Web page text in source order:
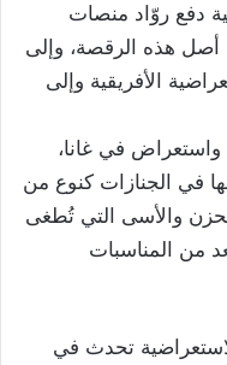
دفع روّاد منصات
أصل هذه الرقصة، وإلى
الأفريقية وإلى
في غانا،
في الجنازات كنوع من
والأسى التي تُطغى
من المناسبات
تحدث في